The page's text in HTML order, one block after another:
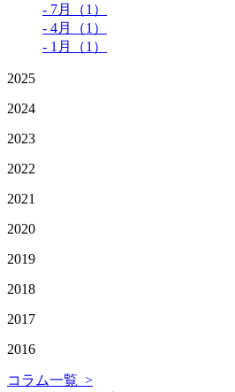
- 7月（1）
- 4月（1）
- 1月（1）
2025
2024
2023
2022
2021
2020
2019
2018
2017
2016
コラム一覧 >